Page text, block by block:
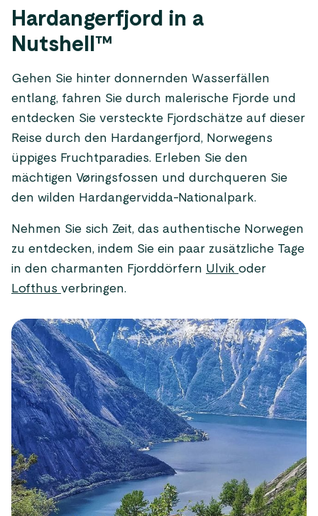
Hardangerfjord in a
Nutshell™
Gehen Sie hinter donnernden Wasserfällen
entlang, fahren Sie durch malerische Fjorde und
entdecken Sie versteckte Fjordschätze auf dieser
Reise durch den Hardangerfjord, Norwegens
üppiges Fruchtparadies. Erleben Sie den
mächtigen Vøringsfossen und durchqueren Sie
den wilden Hardangervidda-Nationalpark.
Nehmen Sie sich Zeit, das authentische Norwegen
zu entdecken, indem Sie ein paar zusätzliche Tage
in den charmanten Fjorddörfern Ulvik oder
Lofthus verbringen.